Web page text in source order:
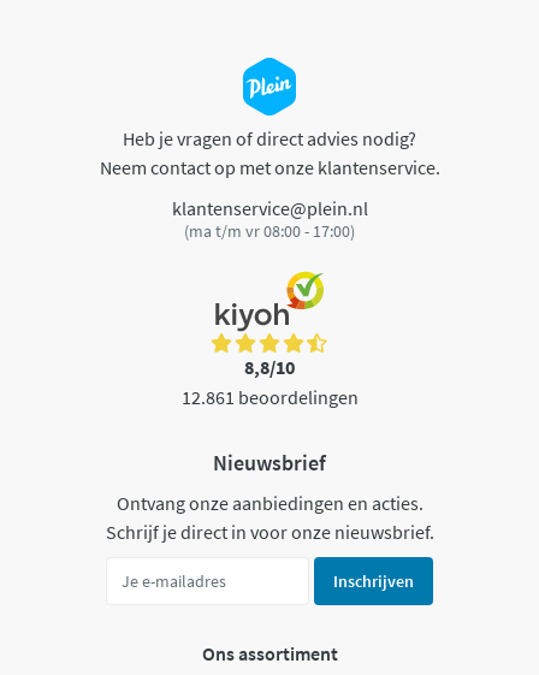
Heb je vragen of direct advies nodig?
Neem contact op met onze klantenservice.
klantenservice@plein.nl
(ma t/m vr 08:00 - 17:00)
8,8/10
12.861 beoordelingen
Nieuwsbrief
Ontvang onze aanbiedingen en acties.
Schrijf je direct in voor onze nieuwsbrief.
Inschrijven
Ons assortiment